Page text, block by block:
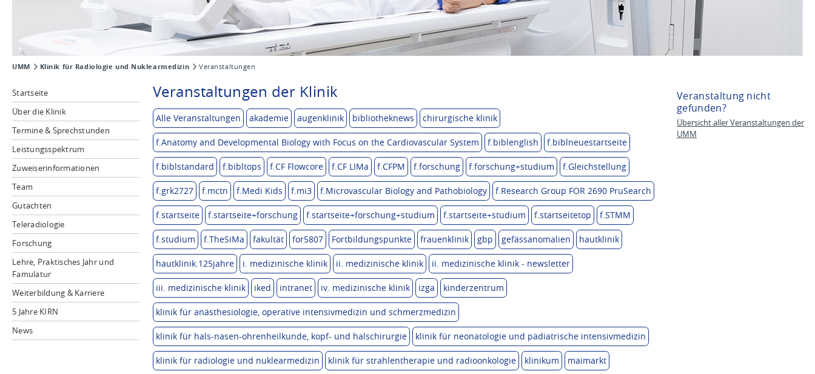
UMM Klinik für Radiologie und Nuklearmedizin Veranstaltungen
Startseite
Über die Klinik
Termine & Sprechstunden
Leistungsspektrum
Zuweiserinformationen
Team
Gutachten
Teleradiologie
Forschung
Lehre, Praktisches Jahr und
Famulatur
Weiterbildung & Karriere
5 Jahre KIRN
News
Veranstaltungen der Klinik
Alle Veranstaltungen akademie augenklinik bibliotheknews chirurgische klinik
f.Anatomy and Developmental Biology with Focus on the Cardiovascular System f.biblenglish f.biblneuestartseite
f.biblstandard f.bibltops f.CF Flowcore f.CF LIMa f.CFPM f.forschung f.forschung+studium f.Gleichstellung
f.grk2727 f.mctn f.Medi Kids f.mi3 f.Microvascular Biology and Pathobiology f.Research Group FOR 2690 PruSearch
f.startseite f.startseite+forschung f.startseite+forschung+studium f.startseite+studium f.startseitetop f.STMM
f.studium f.TheSiMa fakultät for5807 Fortbildungspunkte frauenklinik gbp gefässanomalien hautklinik
hautklinik.125jahre i. medizinische klinik ii. medizinische klinik ii. medizinische klinik - newsletter
iii. medizinische klinik iked intranet iv. medizinische klinik izga kinderzentrum
klinik für anästhesiologie, operative intensivmedizin und schmerzmedizin
klinik für hals-nasen-ohrenheilkunde, kopf- und halschirurgie klinik für neonatologie und pädiatrische intensivmedizin
klinik für radiologie und nuklearmedizin klinik für strahlentherapie und radioonkologie klinikum maimarkt
Veranstaltung nicht
gefunden?
Übersicht aller Veranstaltungen der
UMM